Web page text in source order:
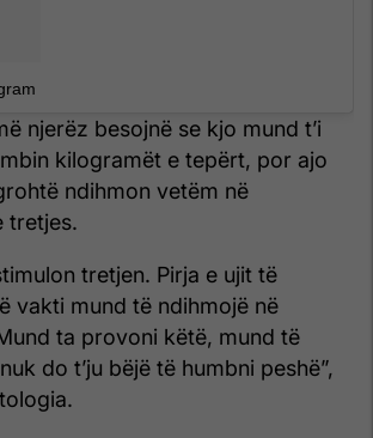
njerëz besojnë se kjo mund t’i
kilogramët e tepërt, por ajo
ndihmon vetëm në
tretjes.
tretjen. Pirja e ujit të
vakti mund të ndihmojë në
ta provoni këtë, mund të
do t’ju bëjë të humbni peshë”,